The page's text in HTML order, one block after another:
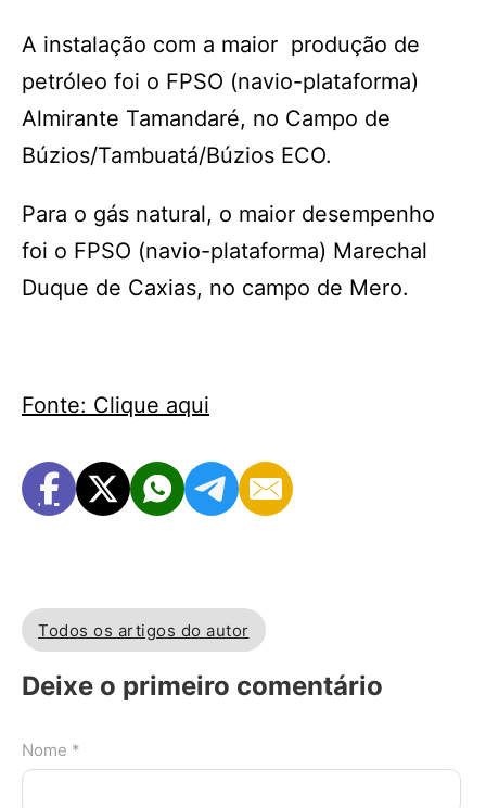
A instalação com a maior produção de
petróleo foi o FPSO (navio-plataforma)
Almirante Tamandaré, no Campo de
Búzios/Tambuatá/Búzios ECO.
Para o gás natural, o maior desempenho
foi o FPSO (navio-plataforma) Marechal
Duque de Caxias, no campo de Mero.
Fonte: Clique aqui
Todos os artigos do autor
Deixe o primeiro comentário
Nome *